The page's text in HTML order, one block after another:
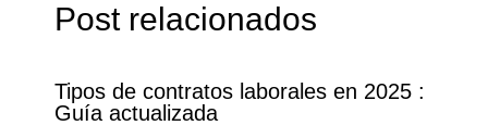
Post relacionados
Tipos de contratos laborales en 2025 :
Guía actualizada